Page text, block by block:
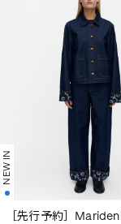
NEW IN
［先行予約］